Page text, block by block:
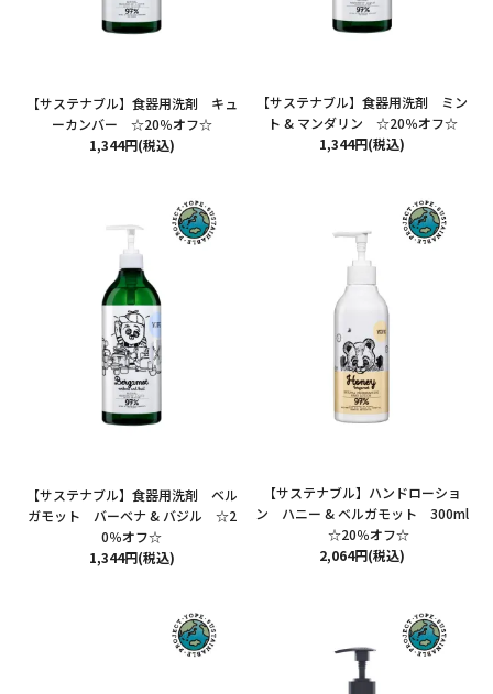
【サステナブル】食器用洗剤 キュ
ーカンバー ☆20％オフ☆
1,344円(税込)
【サステナブル】食器用洗剤 ミン
ト & マンダリン ☆20％オフ☆
1,344円(税込)
【サステナブル】食器用洗剤 ベル
ガモット バーベナ & バジル ☆2
0％オフ☆
1,344円(税込)
【サステナブル】ハンドローショ
ン ハニー & ベルガモット 300ml
☆20％オフ☆
2,064円(税込)